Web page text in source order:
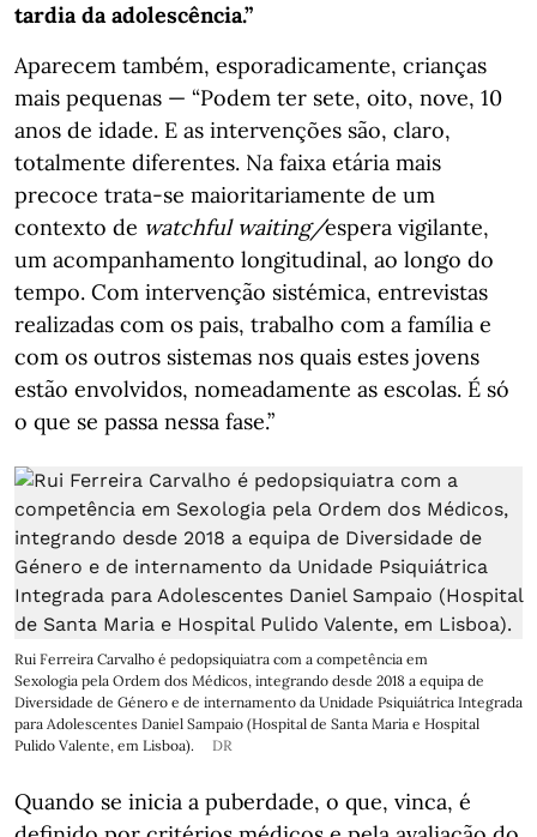
tardia da adolescência.”
Aparecem também, esporadicamente, crianças
mais pequenas — “Podem ter sete, oito, nove, 10
anos de idade. E as intervenções são, claro,
totalmente diferentes. Na faixa etária mais
precoce trata-se maioritariamente de um
contexto de watchful waiting/espera vigilante,
um acompanhamento longitudinal, ao longo do
tempo. Com intervenção sistémica, entrevistas
realizadas com os pais, trabalho com a família e
com os outros sistemas nos quais estes jovens
estão envolvidos, nomeadamente as escolas. É só
o que se passa nessa fase.”
Rui Ferreira Carvalho é pedopsiquiatra com a competência em
Sexologia pela Ordem dos Médicos, integrando desde 2018 a equipa de
Diversidade de Género e de internamento da Unidade Psiquiátrica Integrada
para Adolescentes Daniel Sampaio (Hospital de Santa Maria e Hospital
Pulido Valente, em Lisboa).
DR
Quando se inicia a puberdade, o que, vinca, é